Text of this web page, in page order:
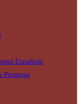
Española
Promesa